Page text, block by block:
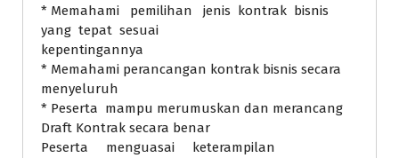
* Memahami pemilihan jenis kontrak bisnis
yang tepat sesuai
kepentingannya
* Memahami perancangan kontrak bisnis secara
menyeluruh
* Peserta mampu merumuskan dan merancang
Draft Kontrak secara benar
Peserta menguasai keterampilan